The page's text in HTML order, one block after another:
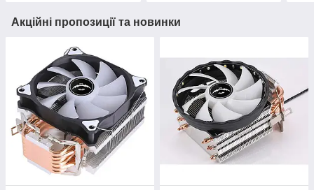
Акційні пропозиції та новинки